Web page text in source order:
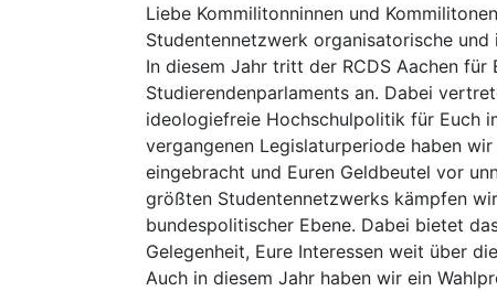
Liebe Kommilitonninnen und
Studentennetzwerk organisatorische
In diesem Jahr tritt der RCDS Aachen für
Studierendenparlaments an. Dabei
ideologiefreie Hochschulpolitik für Euch
vergangenen Legislaturperiode haben
eingebracht und Euren Geldbeutel vor
größten Studentennetzwerks kämpfen
bundespolitischer Ebene. Dabei bietet
Gelegenheit, Eure Interessen weit über
Auch in diesem Jahr haben wir ein